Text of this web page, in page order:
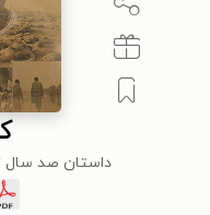
داستان صد سال